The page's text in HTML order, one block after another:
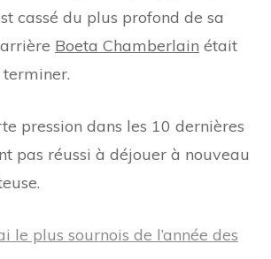
cassé du plus profond de sa
Boeta Chamberlain était
pression dans les 10 dernières
pas réussi à déjouer à nouveau
le plus sournois de l’année des